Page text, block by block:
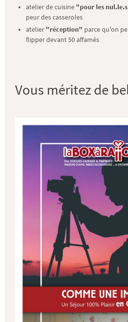
atelier de cuisine "pour les
peur des casseroles
atelier "réception" parce qu'on
flipper devant 50 affamés
Vous méritez de